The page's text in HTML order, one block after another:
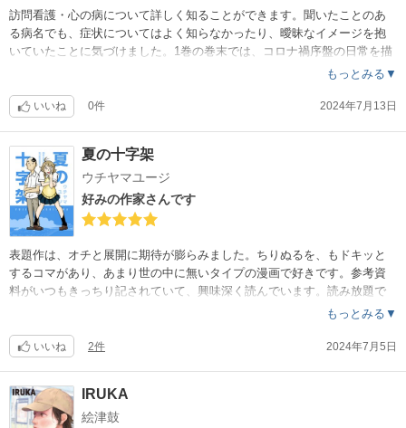
訪問看護・心の病について詳しく知ることができます。聞いたことのあ
る病名でも、症状についてはよく知らなかったり、曖昧なイメージを抱
いていたことに気づけました。1巻の巻末では、コロナ禍序盤の日常を描
いた話が読めます。全体的に重たい内容ではありますが、訪問看護の仕
覚えられませんがとても勉強になります。（読み放題）
もっとみる▼
いいね 0件 2024年7月13日
夏の十字架
ウチヤマユージ
好みの作家さんです
表題作は、オチと展開に期待が膨らみました。ちりぬるを、もドキッと
するコマがあり、あまり世の中に無いタイプの漫画で好きです。参考資
料がいつもきっちり記されていて、興味深く読んでいます。読み放題で
もっとみる▼
いいね 2件 2024年7月5日
IRUKA
絵津鼓